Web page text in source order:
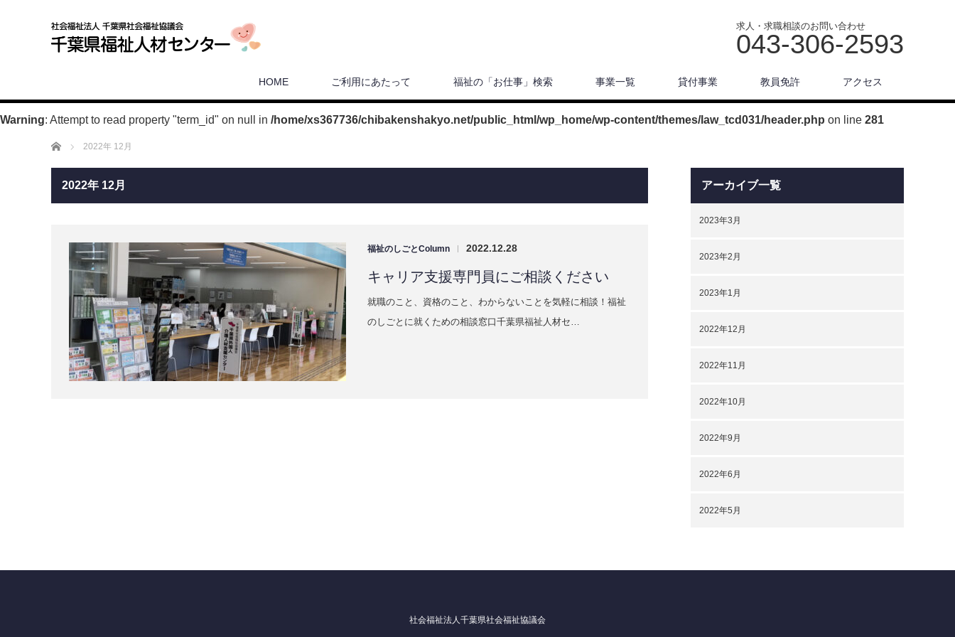
求人・求職相談のお問い合わせ
043-306-2593
HOME ご利用にあたって 福祉の「お仕事」検索 事業一覧 貸付事業 教員免許 アクセス
Warning: Attempt to read property "term_id" on null in /home/xs367736/chibakenshakyo.net/public_html/wp_home/wp-content/themes/law_tcd031/header.php on line 281
ホーム 2022年 12月
2022年 12月
福祉のしごとColumn | 2022.12.28
キャリア支援専門員にご相談ください
就職のこと、資格のこと、わからないことを気軽に相談！福祉
のしごとに就くための相談窓口千葉県福祉人材セ…
アーカイブ一覧
2023年3月
2023年2月
2023年1月
2022年12月
2022年11月
2022年10月
2022年9月
2022年6月
2022年5月
社会福祉法人千葉県社会福祉協議会